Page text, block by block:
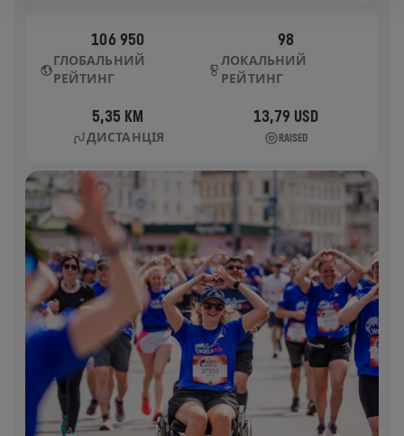
106 950
ГЛОБАЛЬНИЙ
РЕЙТИНГ
98
ЛОКАЛЬНИЙ
РЕЙТИНГ
5,35 KM
ДИСТАНЦІЯ
13,79 USD
RAISED